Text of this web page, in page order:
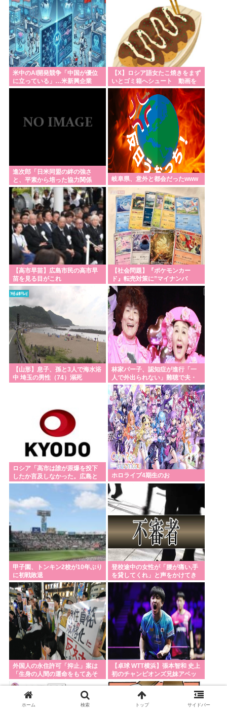
外送金出来るネットバンク」
【支援】熊本へ横田の米軍が救援物資輸送 飲料水約
16トン
農家「野菜を育てるのに苦労しているんです。野菜
を高いと言わないでください。」
【歴史】「ああァ、だまされちゃった。今度生れる
時はアメリカへ生れるぞ」 22歳で戦死した特攻隊員
が出撃前の日記に残した”本音”
小牛田・涌谷・登米 宮城県の難読地名
Powered by livedoor 相互RSS
米中のAI開発競争「中国が優位
に立っている」…米新興企業
CEOが予測！
【X】ロシア語女たこ焼きをまず
いとゴミ箱へシュート 動画を
公開
進次郎「日米同盟の絆の強さ
と、平素から培った協力関係
が」米軍 熊本に飲料水約16トン
支援
岐阜県、意外と都会だったwww
【高市早苗】広島市民の高市早
苗を見る目がこれ
【社会問題】『ポケモンカー
ド』転売対策に”マイナンバ
ー”導入開始で「効果テキメン」
広がる新システム
【山形】息子、孫と3人で海水浴
中 埼玉の男性（74）溺死
林家パー子、認知症が進行「一
人で外出られない」難聴で夫・
ペーと「筆談」…自宅全焼から
約1年
ロシア「高市は誰が原爆を投下
したか言及しなかった。広島と
長崎に落ちたのはUFOだと思っ
ホロライブ4期生のお
甲子園、トンキン2校が10年ぶり
に初戦敗退
登校途中の女性が「腰が痛い,手
を貸してくれ」と声をかけてき
た男に腕つかまれ物陰に連れ込
まれる 仙台
外国人の永住許可「抑止」案は
「生身の人間の運命をもてあそ
んでいる」 東京・高田馬場で反
対アピール
【卓球 WTT横浜】張本智和 史上
初のチャンピオンズ兄妹アベッ
クV！20歳の韓国王者破り2連覇
ホーム 検索 トップ サイドバー